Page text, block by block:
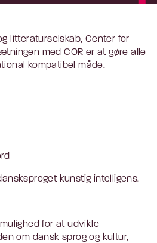
litteraturselskab, Center for
med COR er at gøre alle
kompatibel måde.
kunstig intelligens.
for at udvikle
om dansk sprog og kultur,